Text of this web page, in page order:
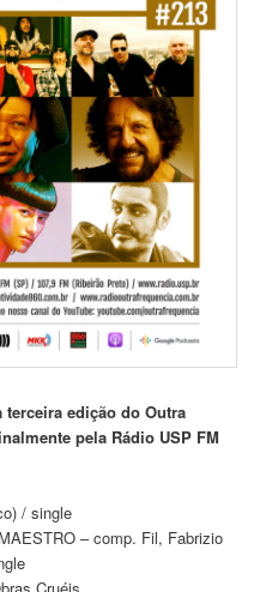
terceira edição do Outra
pela Rádio USP FM
/ single
– comp. Fil, Fabrizio